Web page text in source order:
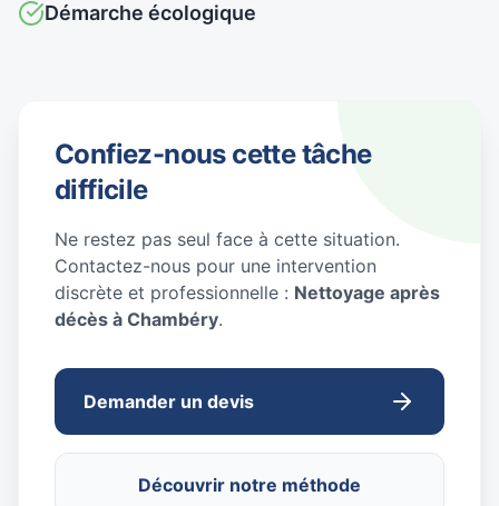
Démarche écologique
Confiez-nous cette tâche
difficile
Ne restez pas seul face à cette situation.
Contactez-nous pour une intervention
discrète et professionnelle : Nettoyage après
décès à Chambéry.
Demander un devis
Découvrir notre méthode